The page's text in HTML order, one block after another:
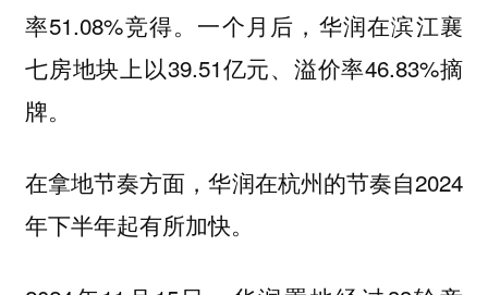
率51.08%竞得。一个月后，华润在滨江襄
七房地块上以39.51亿元、溢价率46.83%摘
牌。
在拿地节奏方面，华润在杭州的节奏自2024
年下半年起有所加快。